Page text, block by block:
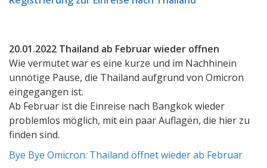
20.01.2022 Thailand ab Februar wieder offnen
Wie vermutet war es eine kurze und im Nachhinein
unnötige Pause, die Thailand aufgrund von Omicron
eingegangen ist.
Ab Februar ist die Einreise nach Bangkok wieder
problemlos möglich, mit ein paar Auflagen, die hier zu
finden sind.
Bye Bye Omicron: Thailand öffnet wieder ab Februar